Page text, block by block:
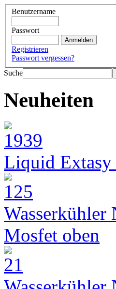
Benutzername
Passwort
Registrieren
Passwort vergessen?
Suche
Neuheiten
Liquid Extasy
Mosfet oben